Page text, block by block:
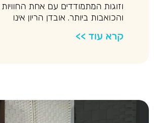
וזוגות המתמודדים עם אחת
והכואבות ביותר. אובדן הריון אינו
קרא עוד >>